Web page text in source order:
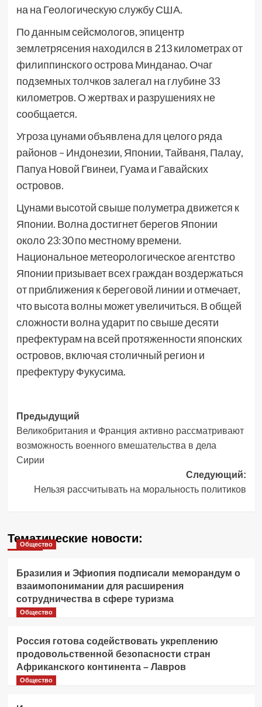
на на Геологическую службу США.
По данным сейсмологов, эпицентр
землетрясения находился в 213 километрах от
филиппинского острова Минданао. Очаг
подземных толчков залегал на глубине 33
километров. О жертвах и разрушениях не
сообщается.
Угроза цунами объявлена для целого ряда
районов – Индонезии, Японии, Тайваня, Палау,
Папуа Новой Гвинеи, Гуама и Гавайских
островов.
Цунами высотой свыше полуметра движется к
Японии. Волна достигнет берегов Японии
около 23:30 по местному времени.
Национальное метеорологическое агентство
Японии призывает всех граждан воздержаться
от приближения к береговой линии и отмечает,
что высота волны может увеличиться. В общей
сложности волна ударит по свыше десяти
префектурам на всей протяженности японских
островов, включая столичный регион и
префектуру Фукусима.
Навигация
записи
Предыдущий
Великобритания и Франция активно рассматривают
возможность военного вмешательства в дела
Сирии
Следующий:
Нельзя рассчитывать на моральность политиков
Тематические новости:
Общество
Бразилия и Эфиопия подписали меморандум о
взаимопонимании для расширения
сотрудничества в сфере туризма
Общество
Россия готова содействовать укреплению
продовольственной безопасности стран
Африканского континента – Лавров
Общество